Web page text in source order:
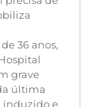
36 anos,
grave
última
induzido e